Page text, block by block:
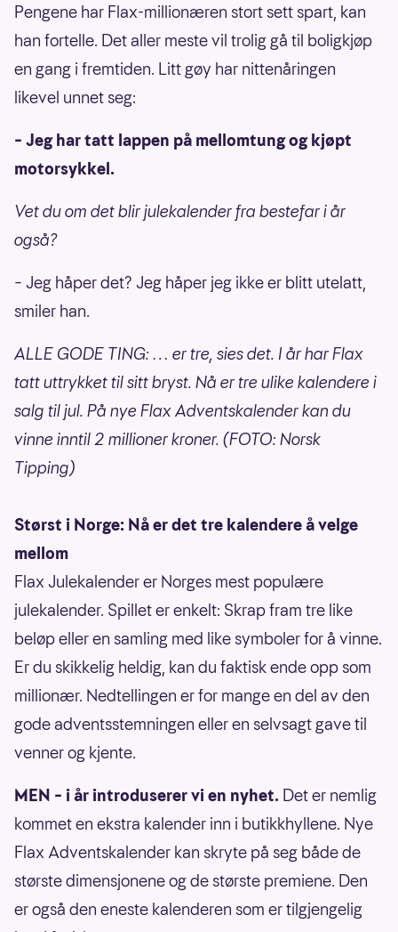
Pengene har Flax-millionæren stort sett spart, kan
han fortelle. Det aller meste vil trolig gå til boligkjøp
en gang i fremtiden. Litt gøy har nittenåringen
likevel unnet seg:
– Jeg har tatt lappen på mellomtung og kjøpt
motorsykkel.
Vet du om det blir julekalender fra bestefar i år
også?
– Jeg håper det? Jeg håper jeg ikke er blitt utelatt,
smiler han.
ALLE GODE TING: … er tre, sies det. I år har Flax
tatt uttrykket til sitt bryst. Nå er tre ulike kalendere i
salg til jul. På nye Flax Adventskalender kan du
vinne inntil 2 millioner kroner. (FOTO: Norsk
Tipping)
Størst i Norge: Nå er det tre kalendere å velge
mellom
Flax Julekalender er Norges mest populære
julekalender. Spillet er enkelt: Skrap fram tre like
beløp eller en samling med like symboler for å vinne.
Er du skikkelig heldig, kan du faktisk ende opp som
millionær. Nedtellingen er for mange en del av den
gode adventsstemningen eller en selvsagt gave til
venner og kjente.
MEN – i år introduserer vi en nyhet. Det er nemlig
kommet en ekstra kalender inn i butikkhyllene. Nye
Flax Adventskalender kan skryte på seg både de
største dimensjonene og de største premiene. Den
er også den eneste kalenderen som er tilgjengelig